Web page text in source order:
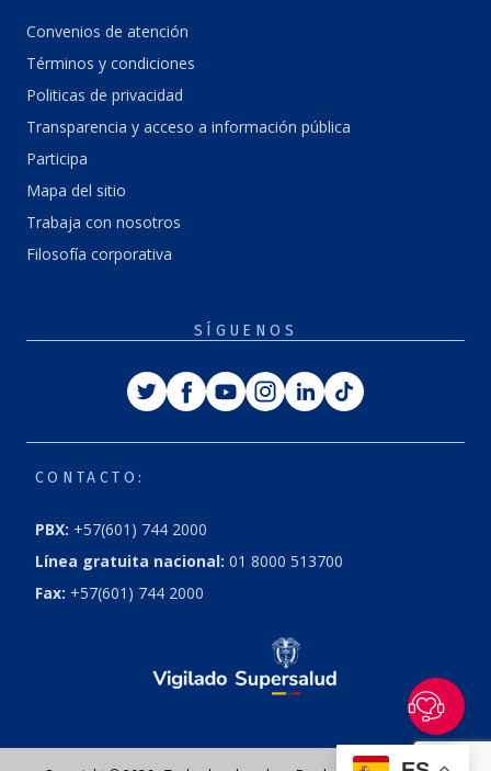
Convenios de atención
Términos y condiciones
Politicas de privacidad
Transparencia y acceso a información pública
Participa
Mapa del sitio
Trabaja con nosotros
Filosofía corporativa
SÍGUENOS
TwitterFacebook
YoutubeInstagram
LinkedinTiktok
CONTACTO:
PBX: +57(601) 744 2000
Línea gratuita nacional: 01 8000 513700
Fax: +57(601) 744 2000